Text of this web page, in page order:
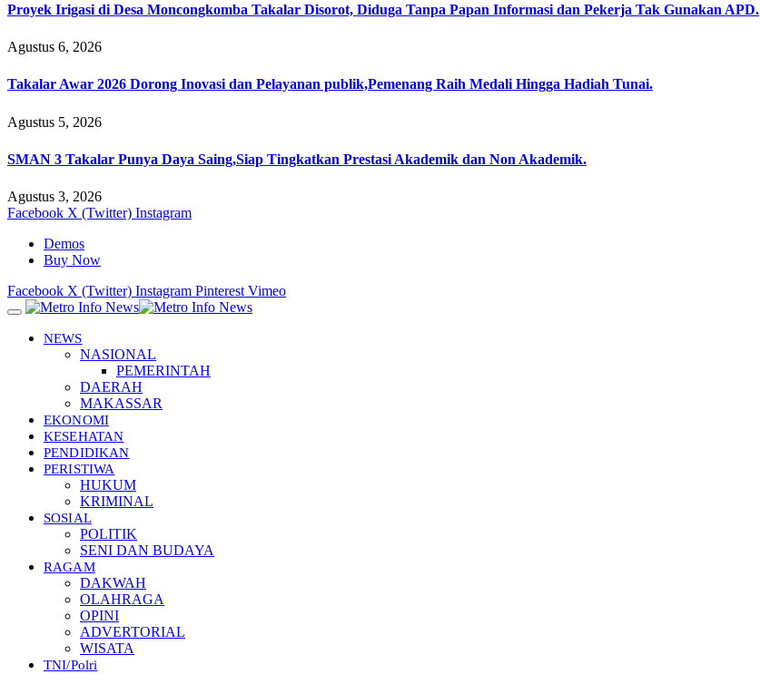
Proyek Irigasi di Desa Moncongkomba Takalar Disorot, Diduga Tanpa Papan Informasi dan Pekerja Tak Gunakan APD.
Agustus 6, 2026
Takalar Awar 2026 Dorong Inovasi dan Pelayanan publik,Pemenang Raih Medali Hingga Hadiah Tunai.
Agustus 5, 2026
SMAN 3 Takalar Punya Daya Saing,Siap Tingkatkan Prestasi Akademik dan Non Akademik.
Agustus 3, 2026
Facebook X (Twitter) Instagram
Demos
Buy Now
Facebook X (Twitter) Instagram Pinterest Vimeo
NEWS
NASIONAL
PEMERINTAH
DAERAH
MAKASSAR
EKONOMI
KESEHATAN
PENDIDIKAN
PERISTIWA
HUKUM
KRIMINAL
SOSIAL
POLITIK
SENI DAN BUDAYA
RAGAM
DAKWAH
OLAHRAGA
OPINI
ADVERTORIAL
WISATA
TNI/Polri